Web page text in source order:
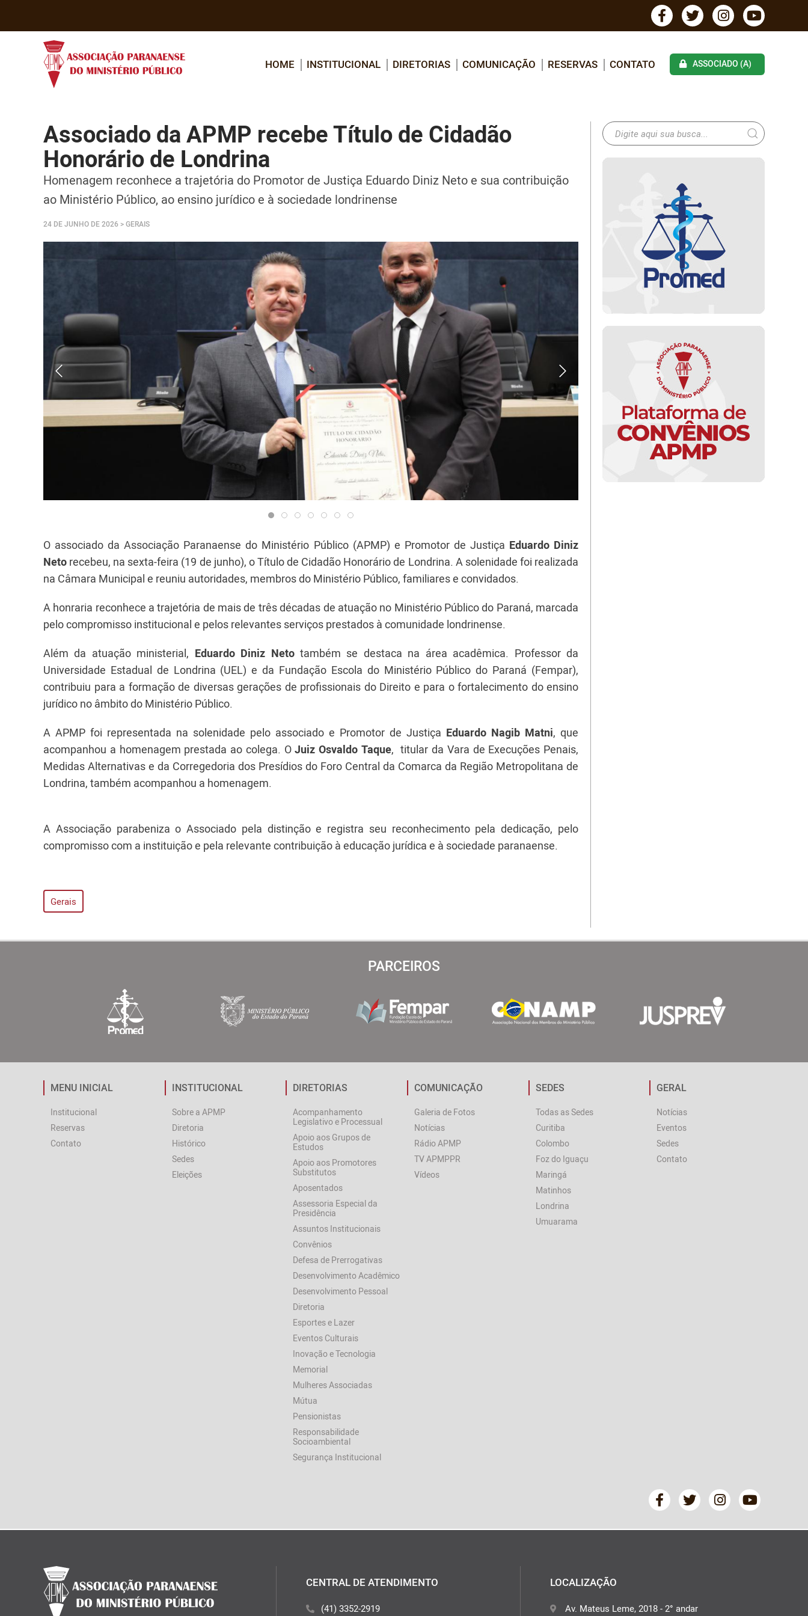
HOME INSTITUCIONAL DIRETORIAS COMUNICAÇÃO RESERVAS CONTATO ASSOCIADO (A)
Associado da APMP recebe Título de Cidadão
Honorário de Londrina
Homenagem reconhece a trajetória do Promotor de Justiça Eduardo Diniz Neto e sua contribuição
ao Ministério Público, ao ensino jurídico e à sociedade londrinense
24 DE JUNHO DE 2026 > GERAIS
O associado da Associação Paranaense do Ministério Público (APMP) e Promotor de Justiça Eduardo Diniz
Neto recebeu, na sexta-feira (19 de junho), o Título de Cidadão Honorário de Londrina. A solenidade foi realizada
na Câmara Municipal e reuniu autoridades, membros do Ministério Público, familiares e convidados.
A honraria reconhece a trajetória de mais de três décadas de atuação no Ministério Público do Paraná, marcada
pelo compromisso institucional e pelos relevantes serviços prestados à comunidade londrinense.
Além da atuação ministerial, Eduardo Diniz Netotambém se destaca na área acadêmica. Professor da
Universidade Estadual de Londrina (UEL) e da Fundação Escola do Ministério Público do Paraná (Fempar),
contribuiu para a formação de diversas gerações de profissionais do Direito e para o fortalecimento do ensino
jurídico no âmbito do Ministério Público.
A APMP foi representada na solenidade pelo associado e Promotor de Justiça Eduardo Nagib Matni, que
acompanhou a homenagem prestada ao colega. OJuiz Osvaldo Taque, titular da Vara de Execuções Penais,
Medidas Alternativas e da Corregedoria dos Presídios do Foro Central da Comarca da Região Metropolitana de
Londrina, também acompanhou a homenagem.
A Associação parabeniza o Associado pela distinção e registra seu reconhecimento pela dedicação, pelo
compromisso com a instituição e pela relevante contribuição à educação jurídica e à sociedade paranaense.
Gerais
PARCEIROS
MENU INICIAL
Institucional
Reservas
Contato
INSTITUCIONAL
Sobre a APMP
Diretoria
Histórico
Sedes
Eleições
DIRETORIAS
Acompanhamento
Legislativo e Processual
Apoio aos Grupos de
Estudos
Apoio aos Promotores
Substitutos
Aposentados
Assessoria Especial da
Presidência
Assuntos Institucionais
Convênios
Defesa de Prerrogativas
Desenvolvimento Acadêmico
Desenvolvimento Pessoal
Diretoria
Esportes e Lazer
Eventos Culturais
Inovação e Tecnologia
Memorial
Mulheres Associadas
Mútua
Pensionistas
Responsabilidade
Socioambiental
Segurança Institucional
COMUNICAÇÃO
Galeria de Fotos
Notícias
Rádio APMP
TV APMPPR
Vídeos
SEDES
Todas as Sedes
Curitiba
Colombo
Foz do Iguaçu
Maringá
Matinhos
Londrina
Umuarama
GERAL
Notícias
Eventos
Sedes
Contato
CENTRAL DE ATENDIMENTO
(41) 3352-2919
LOCALIZAÇÃO
Av. Mateus Leme, 2018 - 2° andar